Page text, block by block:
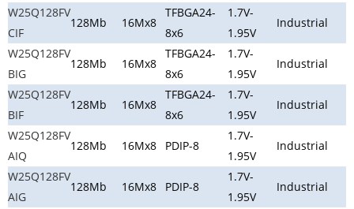
W25Q128FV
CIF
128Mb 16Mx8
TFBGA24-
8x6
1.7V-
1.95V
Industrial
W25Q128FV
BIG
128Mb 16Mx8
TFBGA24-
8x6
1.7V-
1.95V
Industrial
W25Q128FV
BIF
128Mb 16Mx8
TFBGA24-
8x6
1.7V-
1.95V
Industrial
W25Q128FV
AIQ
128Mb 16Mx8 PDIP-8
1.7V-
1.95V
Industrial
W25Q128FV
AIG
128Mb 16Mx8 PDIP-8
1.7V-
1.95V
Industrial